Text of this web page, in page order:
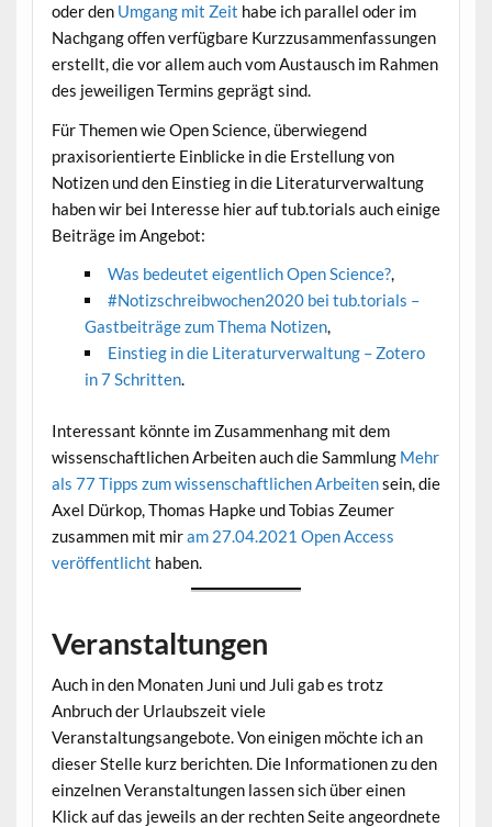
oder den Umgang mit Zeit habe ich parallel oder im
Nachgang offen verfügbare Kurzzusammenfassungen
erstellt, die vor allem auch vom Austausch im Rahmen
des jeweiligen Termins geprägt sind.
Für Themen wie Open Science, überwiegend
praxisorientierte Einblicke in die Erstellung von
Notizen und den Einstieg in die Literaturverwaltung
haben wir bei Interesse hier auf tub.torials auch einige
Beiträge im Angebot:
Was bedeutet eigentlich Open Science?,
#Notizschreibwochen2020 bei tub.torials –
Gastbeiträge zum Thema Notizen,
Einstieg in die Literaturverwaltung – Zotero
in 7 Schritten.
Interessant könnte im Zusammenhang mit dem
wissenschaftlichen Arbeiten auch die Sammlung Mehr
als 77 Tipps zum wissenschaftlichen Arbeitensein, die
Axel Dürkop, Thomas Hapke und Tobias Zeumer
zusammen mit miram 27.04.2021 Open Access
veröffentlicht haben.
Veranstaltungen
Auch in den Monaten Juni und Juli gab es trotz
Anbruch der Urlaubszeit viele
Veranstaltungsangebote. Von einigen möchte ich an
dieser Stelle kurz berichten. Die Informationen zu den
einzelnen Veranstaltungen lassen sich über einen
Klick auf das jeweils an der rechten Seite angeordnete